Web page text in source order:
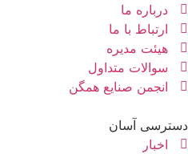
درباره ما
ارتباط با ما
هیئت مدیره
سوالات متداول
انجمن صنایع همگن
دسترسی آسان
اخبار